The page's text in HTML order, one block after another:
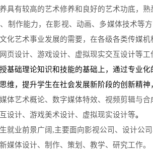
具有较高的艺术修养和良好的艺术功底，
制作能力，在影视、动画、多媒体技术等
化艺术事业发展的需要，在各级各类传媒
页设计、游戏设计、虚拟现实交互设计等工
础理论知识和技能的基础上，通过专业化
维，提升学生在社会发展新阶段的创新精
体艺术概论、数字媒体特效、视频剪辑与
设计、游戏美术设计、虚拟现实设计等。
就业前景广阔 ,主要面向影视公司、设计公
媒体设计、制作、策划、教学、研究工作。